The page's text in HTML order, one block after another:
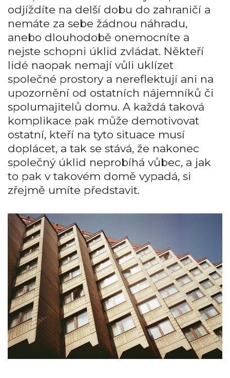
odjíždíte na delší dobu do zahraničí a
nemáte za sebe žádnou náhradu,
anebo dlouhodobě onemocníte a
nejste schopni úklid zvládat. Někteří
lidé naopak nemají vůli uklízet
společné prostory a nereflektují ani na
upozornění od ostatních nájemníků či
spolumajitelů domu. A každá taková
komplikace pak může demotivovat
ostatní, kteří na tyto situace musí
doplácet, a tak se stává, že nakonec
společný úklid neprobíhá vůbec, a jak
to pak v takovém domě vypadá, si
zřejmě umíte představit.